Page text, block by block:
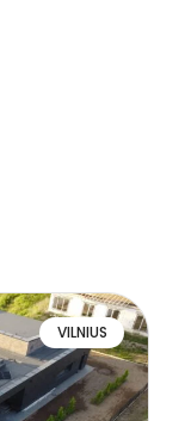
VILNIUS